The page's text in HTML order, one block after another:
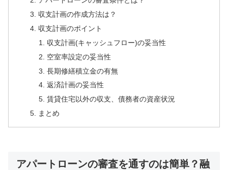
収支計画の作成方法は？
収支計画のポイント
収支計画(キャッシュフロー)の妥当性
空室率設定の妥当性
長期修繕積立金の有無
返済計画の妥当性
賃貸住宅以外の収支、債務者の資産状況
まとめ
アパートローンの審査を通すのは簡単？融